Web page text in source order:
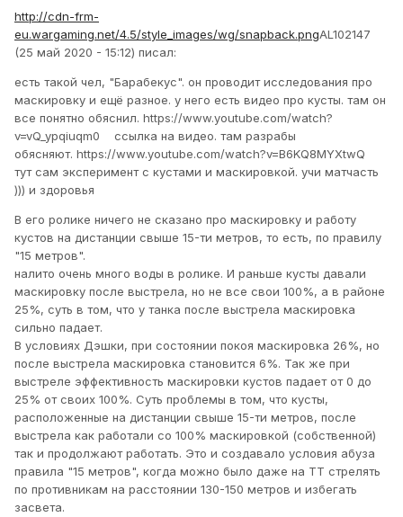
http://cdn-frm-
eu.wargaming.net/4.5/style_images/wg/snapback.pngAL102147
(25 май 2020 - 15:12) писал:
есть такой чел, "Барабекус". он проводит исследования про
маскировку и ещё разное. у него есть видео про кусты. там он
все понятно обяснил. https://www.youtube.com/watch?
v=vQ_ypqiuqm0 ссылка на видео. там разрабы
обясняют. https://www.youtube.com/watch?v=B6KQ8MYXtwQ
тут сам эксперимент с кустами и маскировкой. учи матчасть
))) и здоровья
В его ролике ничего не сказано про маскировку и работу
кустов на дистанции свыше 15-ти метров, то есть, по правилу
"15 метров".
налито очень много воды в ролике. И раньше кусты давали
маскировку после выстрела, но не все свои 100%, а в районе
25%, суть в том, что у танка после выстрела маскировка
сильно падает.
В условиях Дэшки, при состоянии покоя маскировка 26%, но
после выстрела маскировка становится 6%. Так же при
выстреле эффективность маскировки кустов падает от 0 до
25% от своих 100%. Суть проблемы в том, что кусты,
расположенные на дистанции свыше 15-ти метров, после
выстрела как работали со 100% маскировкой (собственной)
так и продолжают работать. Это и создавало условия абуза
правила "15 метров", когда можно было даже на ТТ стрелять
по противникам на расстоянии 130-150 метров и избегать
засвета.